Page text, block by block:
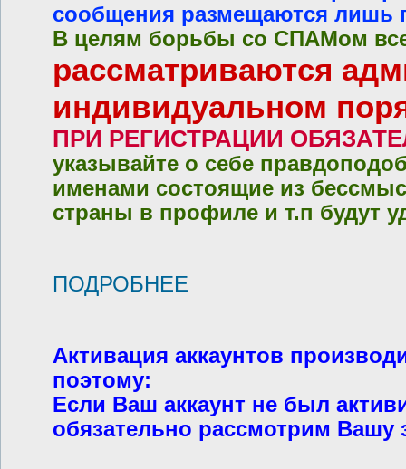
сообщения размещаются лишь
В целям борьбы со СПАМом все
рассматриваются
индивидуальном
ПРИ РЕГИСТРАЦИИ
указывайте о себе
именами состоящие из
страны в профиле и т.п будут
ПОДРОБНЕЕ
Активация аккаунтов
поэтому:
Если Ваш аккаунт не был
обязательно рассмотрим Вашу